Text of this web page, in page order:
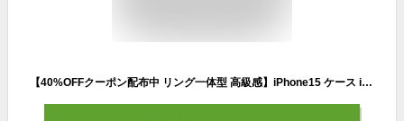
【40%OFFクーポン配布中 リング一体型 高級感】iPhone15 ケース iPhone14 ケース iPhone15Pro iPhone13 ケース iPhone11 iPhone12 ケース iPhone13 mini Pro ケース iPhone12 mini 14 Pro Max Plus ケース iPhone SE 第3世代 XR XS 78 ケース リング付き かわいい 韓国カバー